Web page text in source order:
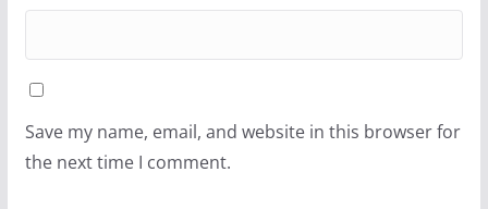
Save my name, email, and website in this browser for
the next time I comment.